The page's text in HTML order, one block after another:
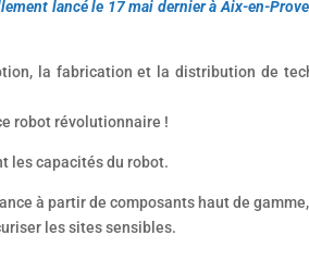
lancé le 17 mai dernier à Aix-en-
la fabrication et la distribution de
robot révolutionnaire !
les capacités du robot.
à partir de composants haut de
les sites sensibles.